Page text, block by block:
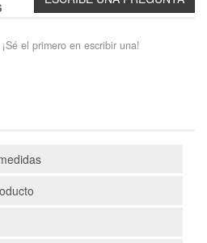
el primero en escribir una!